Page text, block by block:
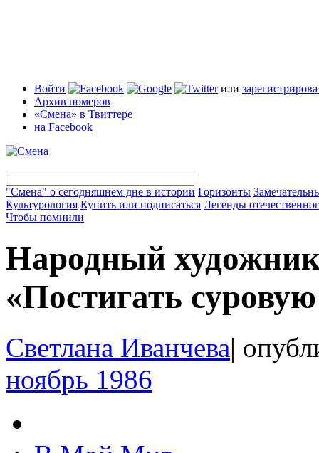
Войти или
Архив номеров
«Смена» в Твиттере
на Facebook
"Смена" о сегодняшнем дне в истории Горизонты
Культурология Купить или подписаться Легенды
Чтобы помнили
Народный
«Постигать
Светлана Иванчева|
ноябрь 1986